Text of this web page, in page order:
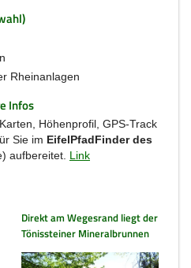
Rheinanlagen
Infos
Höhenprofil, GPS-Track
Sie im EifelPfadFinder des
aufbereitet. Link
Direkt am Wegesrand liegt der
Tönissteiner Mineralbrunnen